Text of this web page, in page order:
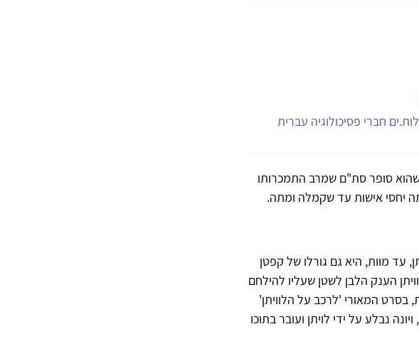
חברי פסיכולוגיה עברית
שהוא סופר סת"ם שמרב התמכרותו
יחסי אישות עד שקמלה ומתה.
עד מוות, היא גם גורלו של קפטן
הענק הלבן לשטן שעליו להילחם
בסרט המאורי 'לרכב על הלוויתן'
נבלע על ידי לויתן ועובר בתוכו